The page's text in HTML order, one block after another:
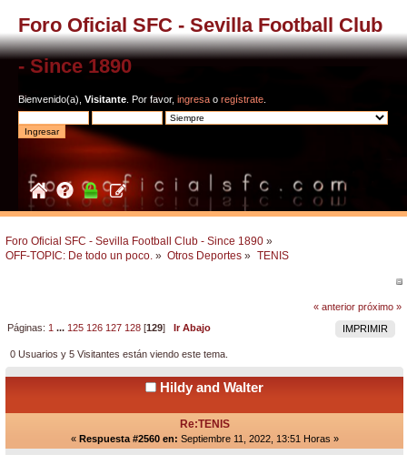
Foro Oficial SFC - Sevilla Football Club
- Since 1890
Bienvenido(a), Visitante . Por favor, ingresa o regístrate
Foro Oficial SFC - Sevilla Football Club - Since 1890 »
OFF-TOPIC: De todo un poco. » Otros Deportes » TENIS
« anterior próximo »
IMPRIMIR
Páginas: 1 ... 125 126 127 128 [129]Ir Abajo
0 Usuarios y 5 Visitantes están viendo este tema.
Hildy and Walter
Re:TENIS
« Respuesta #2560 en: Septiembre 11, 2022, 13:51 Horas »